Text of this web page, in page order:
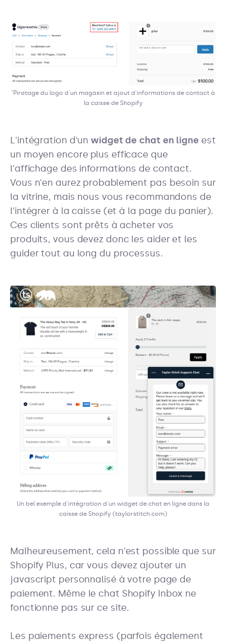
"Piratage du logo d'un magasin et ajout d'informations de contact à
la caisse de Shopify
L'intégration d'unwidget de chat en ligneest
un moyen encore plus efficace que
l'affichage des informations de contact.
Vous n'en aurez probablement pas besoin sur
la vitrine, mais nous vous recommandons de
l'intégrer à la caisse (et à la page du panier).
Ces clients sont prêts à acheter vos
produits, vous devez donc les aider et les
guider tout au long du processus.
Un bel exemple d'intégration d'un widget de chat en ligne dans la
caisse de Shopify (taylorstitch.com)
Malheureusement, cela n'est possible que sur
Shopify Plus, car vous devez ajouter un
javascript personnalisé à votre page de
paiement. Même le chat Shopify Inbox ne
fonctionne pas sur ce site.
Les paiements express (parfois également